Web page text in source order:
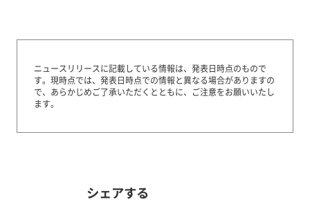
ニュースリリースに記載している情報は、発表日時点のもので
す。 現時点では、発表日時点での情報と異なる場合がありますの
で、あらかじめご了承いただくとともに、ご注意をお願いいたし
ます。
シェアする